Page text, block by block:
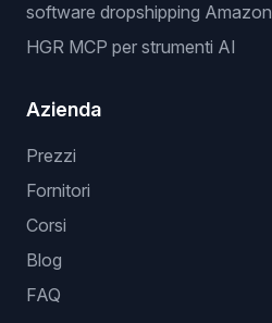
software dropshipping Amazon
HGR MCP per strumenti AI
Azienda
Prezzi
Fornitori
Corsi
Blog
FAQ